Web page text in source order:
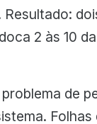
Resultado:
2 às 10
de